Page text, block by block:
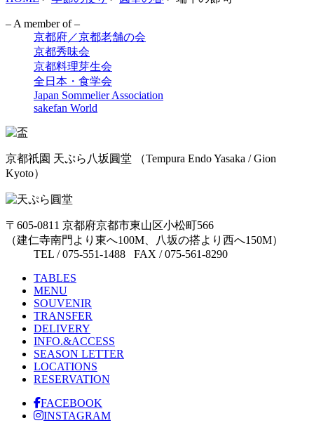
– A member of –
京都府／京都老舗の会
京都秀味会
京都料理芽生会
全日本・食学会
Japan Sommelier Association
sakefan World
京都祇園 天ぷら八坂圓堂 （Tempura Endo Yasaka / Gion
Kyoto）
〒605-0811 京都府京都市東山区小松町566
（建仁寺南門より東へ100M、八坂の搭より西へ150M）
TEL / 075-551-1488 FAX / 075-561-8290
TABLES
MENU
SOUVENIR
TRANSFER
DELIVERY
INFO.&ACCESS
SEASON LETTER
LOCATIONS
RESERVATION
FACEBOOK
INSTAGRAM